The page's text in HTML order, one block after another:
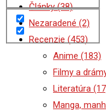
Články(38)
Nezaradené (2)
Recenzie (453)
Anime (183)
Filmy a
Literatúra
Manga,